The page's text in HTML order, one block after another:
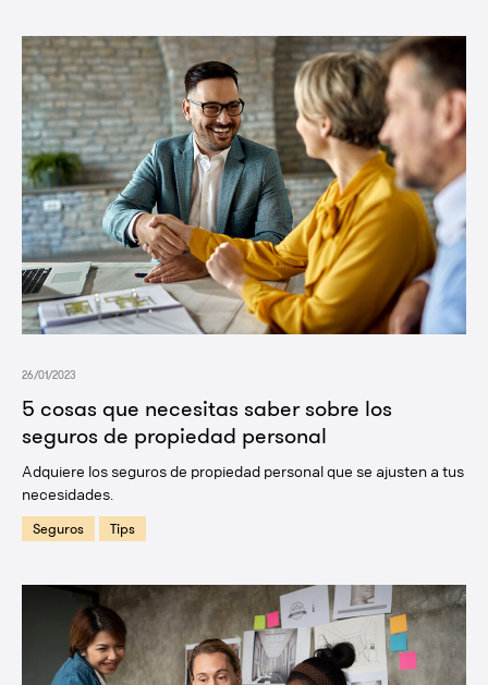
5 cosas que necesitas saber sobre los
seguros de propiedad personal
26/01/2023
Adquiere los seguros de propiedad personal que se ajusten a tus
necesidades.
Seguros Tips